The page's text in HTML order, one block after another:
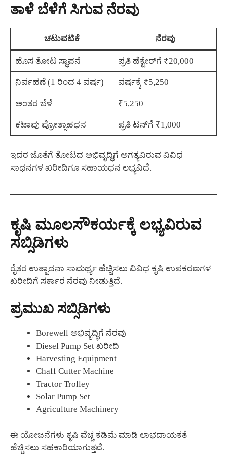
ತಾಳೆ ಬೆಳೆಗೆ ಸಿಗುವ ನೆರವು
ಚಟುವಟಿಕೆ ನೆರವು
ಹೊಸ ತೋಟ ಸ್ಥಾಪನೆ ಪ್ರತಿ ಹೆಕ್ಟೇರ್‌ಗೆ ₹20,000
ನಿರ್ವಹಣೆ (1 ರಿಂದ 4 ವರ್ಷ) ವರ್ಷಕ್ಕೆ ₹5,250
ಅಂತರ ಬೆಳೆ ₹5,250
ಕಟಾವು ಪ್ರೋತ್ಸಾಹಧನ ಪ್ರತಿ ಟನ್‌ಗೆ ₹1,000
ಇದರ ಜೊತೆಗೆ ತೋಟದ ಅಭಿವೃದ್ಧಿಗೆ ಅಗತ್ಯವಿರುವ ವಿವಿಧ
ಸಾಧನಗಳ ಖರೀದಿಗೂ ಸಹಾಯಧನ ಲಭ್ಯವಿದೆ.
ಕೃಷಿ ಮೂಲಸೌಕರ್ಯಕ್ಕೆ ಲಭ್ಯವಿರುವ
ಸಬ್ಸಿಡಿಗಳು
ರೈತರ ಉತ್ಪಾದನಾ ಸಾಮರ್ಥ್ಯ ಹೆಚ್ಚಿಸಲು ವಿವಿಧ ಕೃಷಿ ಉಪಕರಣಗಳ
ಖರೀದಿಗೆ ಸರ್ಕಾರ ನೆರವು ನೀಡುತ್ತಿದೆ.
ಪ್ರಮುಖ ಸಬ್ಸಿಡಿಗಳು
Borewell ಅಭಿವೃದ್ಧಿಗೆ ನೆರವು
Diesel Pump Set ಖರೀದಿ
Harvesting Equipment
Chaff Cutter Machine
Tractor Trolley
Solar Pump Set
Agriculture Machinery
ಈ ಯೋಜನೆಗಳು ಕೃಷಿ ವೆಚ್ಚ ಕಡಿಮೆ ಮಾಡಿ ಲಾಭದಾಯಕತೆ
ಹೆಚ್ಚಿಸಲು ಸಹಕಾರಿಯಾಗುತ್ತವೆ.